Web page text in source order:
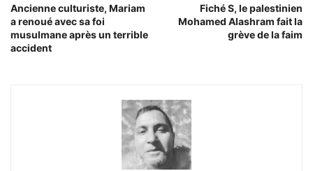
Ancienne culturiste, Mariam
a renoué avec sa foi
musulmane après un terrible
accident
Fiché S, le palestinien
Mohamed Alashram fait la
grève de la faim